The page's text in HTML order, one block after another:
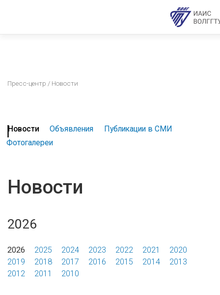
Пресс-центр / Новости
Новости Объявления
Публикации в СМИ
Фотогалереи
Новости
2026
2026 2025 2024 2023 2022 2021
2020
2019
2018 2017 2016 2015 2014
2013
2012
2011 2010